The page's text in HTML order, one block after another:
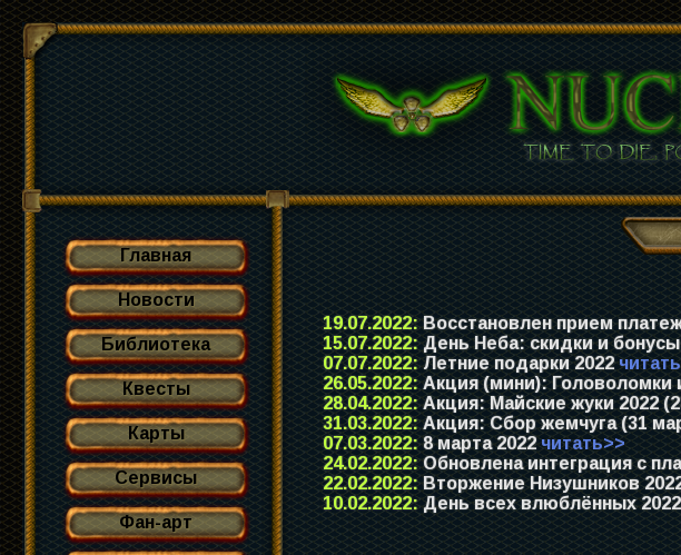
Главная
Новости
Библиотека
Квесты
Карты
Сервисы
Фан-арт
19.07.2022: Восстановлен прием
15.07.2022: День Неба: скидки и бонусы
07.07.2022: Летние подарки 2022
26.05.2022: Акция (мини): Головоломки
28.04.2022: Акция: Майские жуки 2022
31.03.2022: Акция: Сбор жемчуга (31
07.03.2022: 8 марта 2022 читать>>
24.02.2022: Обновлена интеграция с
22.02.2022: Вторжение Низушников
10.02.2022: День всех влюблённых 2022